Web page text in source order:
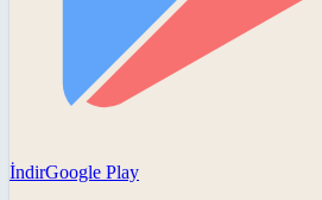
İndirGoogle Play